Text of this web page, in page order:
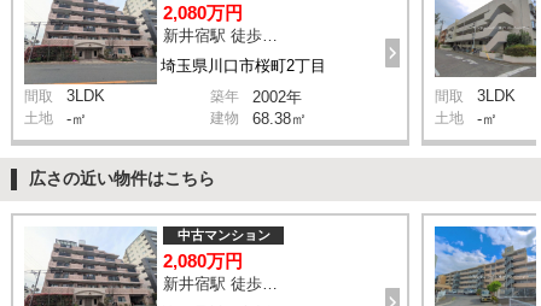
埼玉県川口市桜町2丁目
2,080万円
間取 3LDK 築年 2002年
土地 -㎡ 建物 68.38㎡
間取 3LDK
土地 -㎡
広さの近い物件はこちら
中古マンション
2,080万円
新井宿駅 徒歩10分